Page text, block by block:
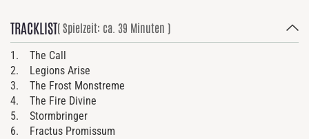
TRACKLIST( Spielzeit: ca. 39 Minuten )
1. The Call
2. Legions Arise
3. The Frost Monstreme
4. The Fire Divine
5. Stormbringer
6. Fractus Promissum